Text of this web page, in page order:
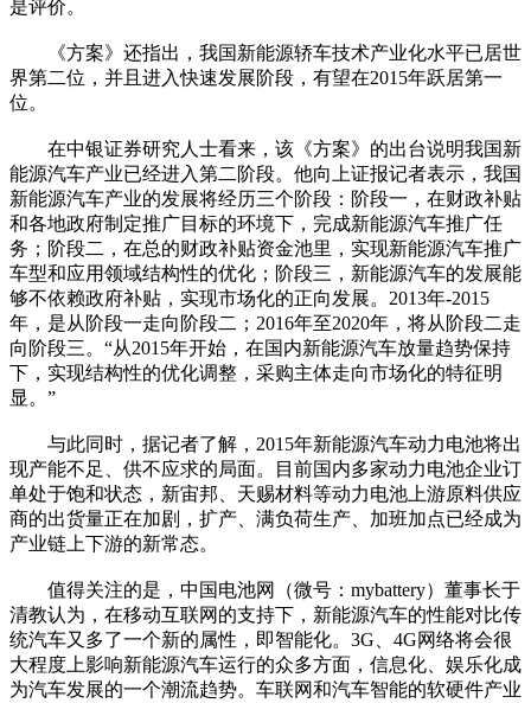
是评价。
《方案》还指出，我国新能源轿车技术产业化水平已居世
界第二位，并且进入快速发展阶段，有望在2015年跃居第一
位。
在中银证券研究人士看来，该《方案》的出台说明我国新
能源汽车产业已经进入第二阶段。他向上证报记者表示，我国
新能源汽车产业的发展将经历三个阶段：阶段一，在财政补贴
和各地政府制定推广目标的环境下，完成新能源汽车推广任
务；阶段二，在总的财政补贴资金池里，实现新能源汽车推广
车型和应用领域结构性的优化；阶段三，新能源汽车的发展能
够不依赖政府补贴，实现市场化的正向发展。2013年-2015
年，是从阶段一走向阶段二；2016年至2020年，将从阶段二走
向阶段三。“从2015年开始，在国内新能源汽车放量趋势保持
下，实现结构性的优化调整，采购主体走向市场化的特征明
显。”
与此同时，据记者了解，2015年新能源汽车动力电池将出
现产能不足、供不应求的局面。目前国内多家动力电池企业订
单处于饱和状态，新宙邦、天赐材料等动力电池上游原料供应
商的出货量正在加剧，扩产、满负荷生产、加班加点已经成为
产业链上下游的新常态。
值得关注的是，中国电池网（微号：mybattery）董事长于
清教认为，在移动互联网的支持下，新能源汽车的性能对比传
统汽车又多了一个新的属性，即智能化。3G、4G网络将会很
大程度上影响新能源汽车运行的众多方面，信息化、娱乐化成
为汽车发展的一个潮流趋势。车联网和汽车智能的软硬件产业